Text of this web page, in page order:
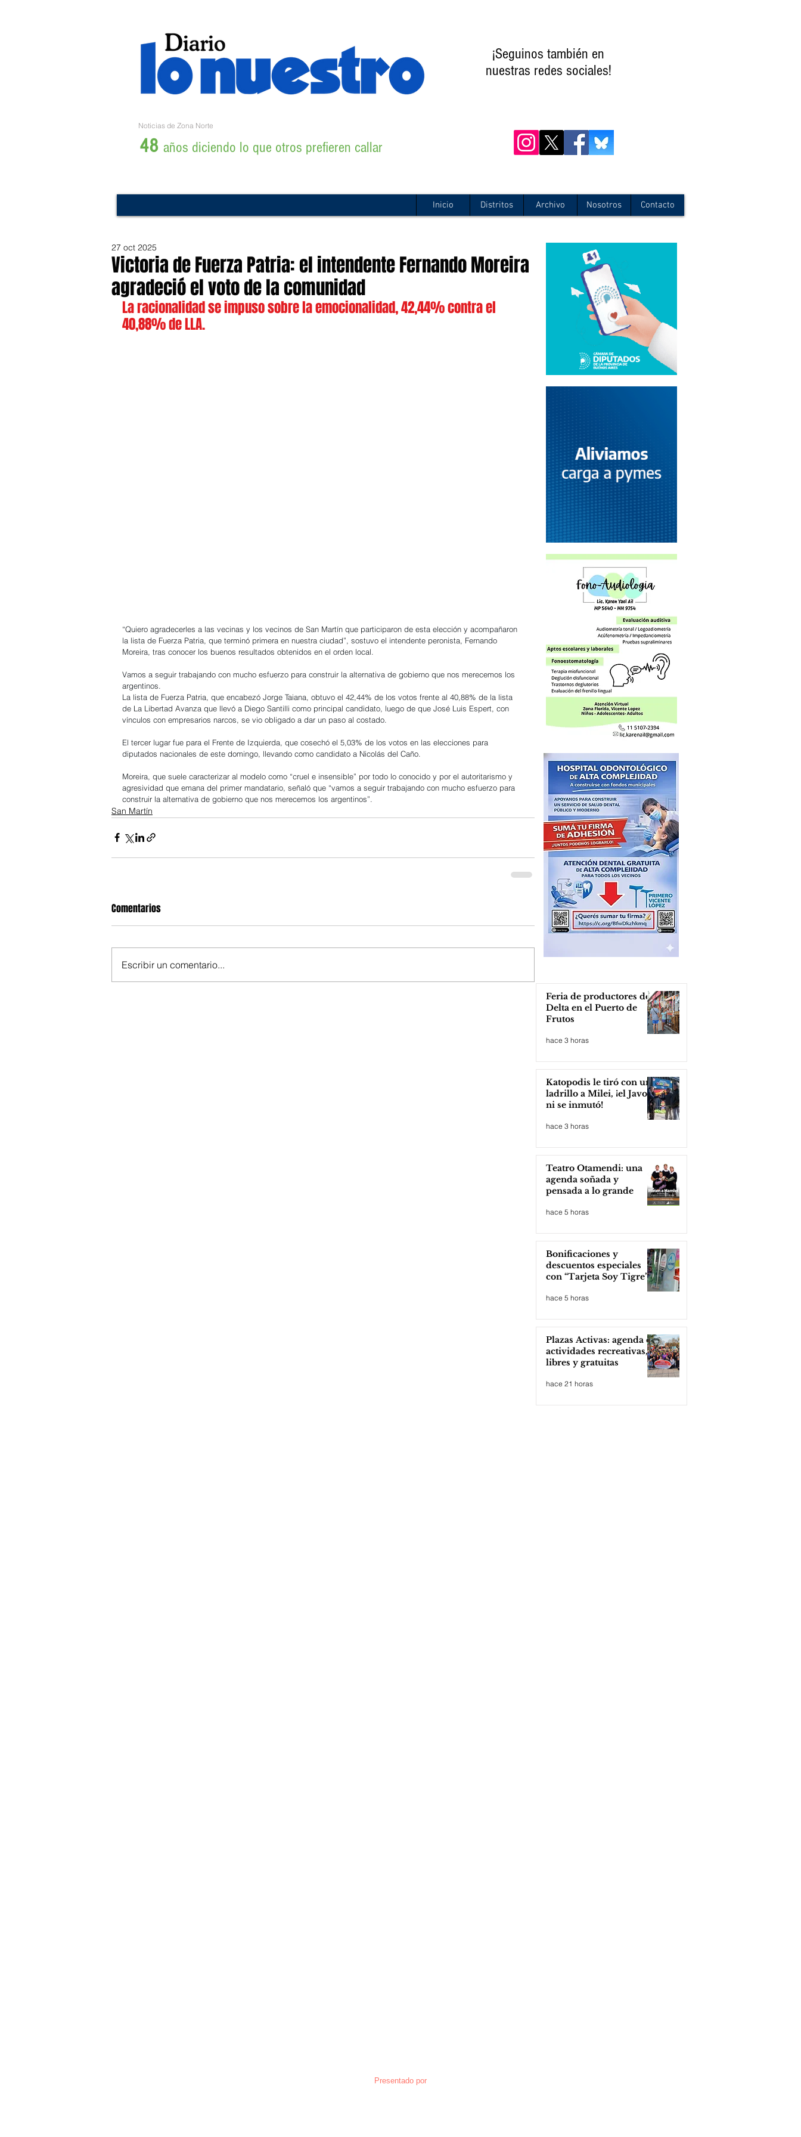
¡Seguinos también en
nuestras redes sociales!
Noticias de Zona Norte
48 años diciendo lo que otros prefieren callar
Inicio Distritos Archivo Nosotros Contacto
Victoria de Fuerza Patria: el intendente Fernando Moreira
agradeció el voto de la comunidad
27 oct 2025
La racionalidad se impuso sobre la emocionalidad, 42,44% contra el
40,88% de LLA.
“Quiero agradecerles a las vecinas y los vecinos de San Martín que participaron de esta elección y acompañaron
la lista de Fuerza Patria, que terminó primera en nuestra ciudad”, sostuvo el intendente peronista, Fernando
Moreira, tras conocer los buenos resultados obtenidos en el orden local.
Vamos a seguir trabajando con mucho esfuerzo para construir la alternativa de gobierno que nos merecemos los
argentinos.
La lista de Fuerza Patria, que encabezó Jorge Taiana, obtuvo el 42,44% de los votos frente al 40,88% de la lista
de La Libertad Avanza que llevó a Diego Santilli como principal candidato, luego de que José Luis Espert, con
vínculos con empresarios narcos, se vio obligado a dar un paso al costado.
El tercer lugar fue para el Frente de Izquierda, que cosechó el 5,03% de los votos en las elecciones para
diputados nacionales de este domingo, llevando como candidato a Nicolás del Caño.
Moreira, que suele caracterizar al modelo como “cruel e insensible” por todo lo conocido y por el autoritarismo y
agresividad que emana del primer mandatario, señaló que “vamos a seguir trabajando con mucho esfuerzo para
construir la alternativa de gobierno que nos merecemos los argentinos”.
San Martín
Comentarios
Escribir un comentario...
Feria de productores del
Delta en el Puerto de
Frutos
hace 3 horas
Katopodis le tiró con un
ladrillo a Milei, ¡el Javo
ni se inmutó!
hace 3 horas
Teatro Otamendi: una
agenda soñada y
pensada a lo grande
hace 5 horas
Bonificaciones y
descuentos especiales
con “Tarjeta Soy Tigre”
hace 5 horas
Plazas Activas: agenda de
actividades recreativas,
libres y gratuitas
hace 21 horas
Presentado por